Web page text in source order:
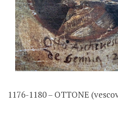
1176-1180 – OTTONE